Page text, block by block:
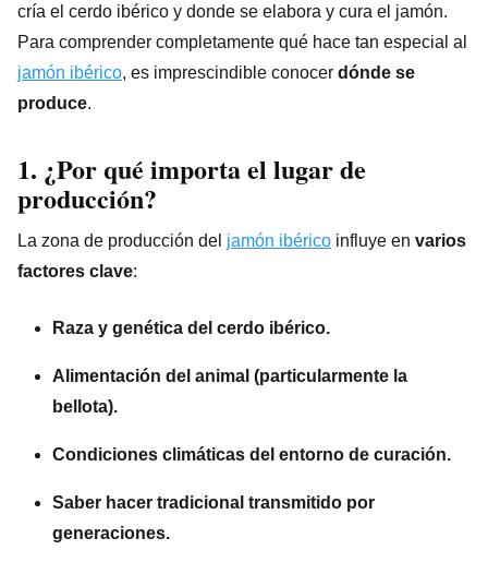
cría el cerdo ibérico y donde se elabora y cura el jamón.
Para comprender completamente qué hace tan especial al
jamón ibérico, es imprescindible conocer dónde se
produce.
1. ¿Por qué importa el lugar de
producción?
La zona de producción del jamón ibérico influye en varios
factores clave:
Raza y genética del cerdo ibérico.
Alimentación del animal (particularmente la
bellota).
Condiciones climáticas del entorno de curación.
Saber hacer tradicional transmitido por
generaciones.